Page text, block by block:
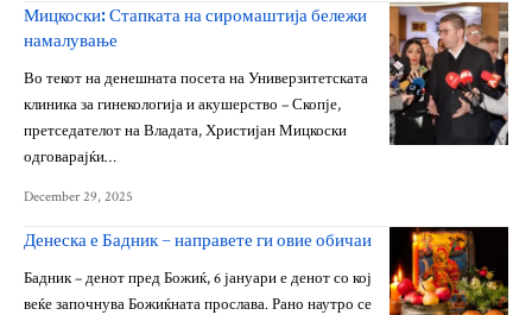
Мицкоски: Стапката на сиромаштија бележи
намалување
Во текот на денешната посета на Универзитетската
клиника за гинекологија и акушерство – Скопје,
претседателот на Владата, Христијан Мицкоски
одговарајќи…
December 29, 2025
Денеска е Бадник – направете ги овие обичаи
Бадник – денот пред Божиќ, 6 јануари е денот со кој
веќе започнува Божиќната прослава. Рано наутро се